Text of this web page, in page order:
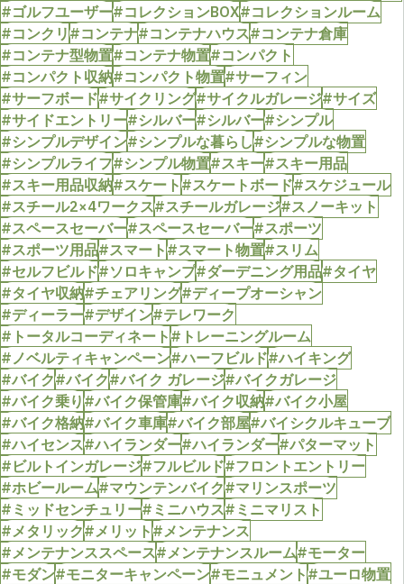
#ゴルフユーザー#コレクションBOX#コレクションルーム
#コンクリ#コンテナ#コンテナハウス#コンテナ倉庫
#コンテナ型物置#コンテナ物置#コンパクト
#コンパクト収納#コンパクト物置#サーフィン
#サーフボード#サイクリング#サイクルガレージ#サイズ
#サイドエントリー#シルバー#シルバー#シンプル
#シンプルデザイン#シンプルな暮らし#シンプルな物置
#シンプルライフ#シンプル物置#スキー#スキー用品
#スキー用品収納#スケート#スケートボード#スケジュール
#スチール2×4ワークス#スチールガレージ#スノーキット
#スペースセーバー#スペースセーバー#スポーツ
#スポーツ用品#スマート#スマート物置#スリム
#セルフビルド#ソロキャンプ#ダーデニング用品#タイヤ
#タイヤ収納#チェアリング#ディープオーシャン
#ディーラー#デザイン#テレワーク
#トータルコーディネート#トレーニングルーム
#ノベルティキャンペーン#ハーフビルド#ハイキング
#バイク#バイク#バイク ガレージ#バイクガレージ
#バイク乗り#バイク保管庫#バイク収納#バイク小屋
#バイク格納#バイク車庫#バイク部屋#バイシクルキューブ
#ハイセンス#ハイランダー#ハイランダー#パターマット
#ビルトインガレージ#フルビルド#フロントエントリー
#ホビールーム#マウンテンバイク#マリンスポーツ
#ミッドセンチュリー#ミニハウス#ミニマリスト
#メタリック#メリット#メンテナンス
#メンテナンススペース#メンテナンスルーム#モーター
#モダン#モニターキャンペーン#モニュメント#ユーロ物置